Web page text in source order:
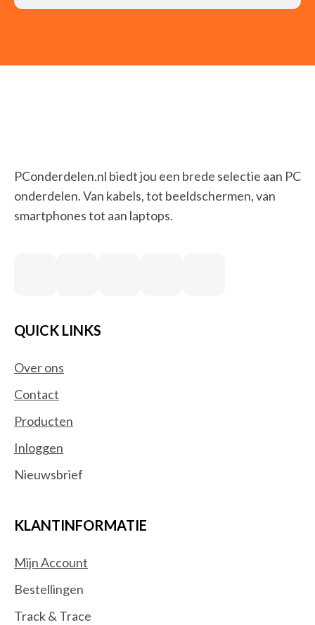
PConderdelen.nl biedt jou een brede selectie aan PC
onderdelen. Van kabels, tot beeldschermen, van
smartphones tot aan laptops.
QUICK LINKS
Over ons
Contact
Producten
Inloggen
Nieuwsbrief
KLANTINFORMATIE
Mijn Account
Bestellingen
Track & Trace